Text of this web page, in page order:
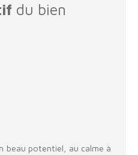
du bien
beau potentiel, au calme à